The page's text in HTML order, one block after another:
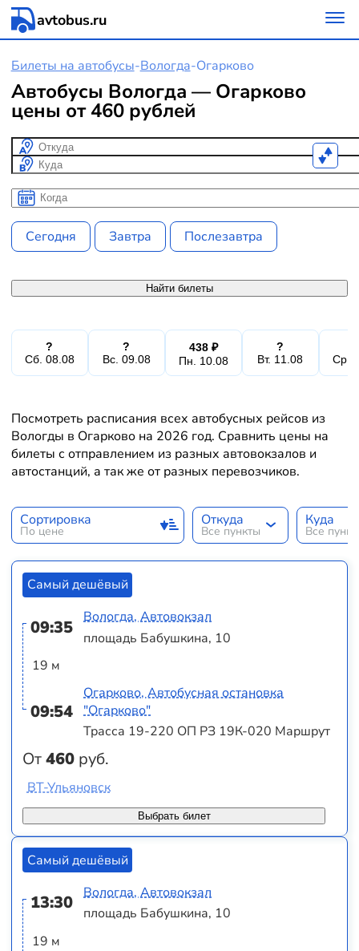
avtobus.ru
Билеты на автобусы-Вологда-Огарково
Автобусы Вологда — Огарково
цены от 460 рублей
Откуда
Куда
Когда
Когда
Сегодня Завтра Послезавтра
Найти билеты
?
Сб. 08.08
?
Вс. 09.08
438 ₽
Пн. 10.08
?
Вт. 11.08
Ср.
Посмотреть расписания всех автобусных рейсов из
Вологды в Огарково на 2026 год. Сравнить цены на
билеты с отправлением из разных автовокзалов и
автостанций, а так же от разных перевозчиков.
Сортировка
По цене
Откуда
Все пункты
Куда
Все
Самый дешёвый
09:35
19 м
09:54
От460 руб.
Вологда, Автовокзал
площадь Бабушкина, 10
Огарково, Автобусная остановка
"Огарково"
Трасса 19-220 ОП РЗ 19К-020 Маршрут
Выбрать билет
ВТ-Ульяновск
Самый дешёвый
13:30
19 м
Вологда, Автовокзал
площадь Бабушкина, 10